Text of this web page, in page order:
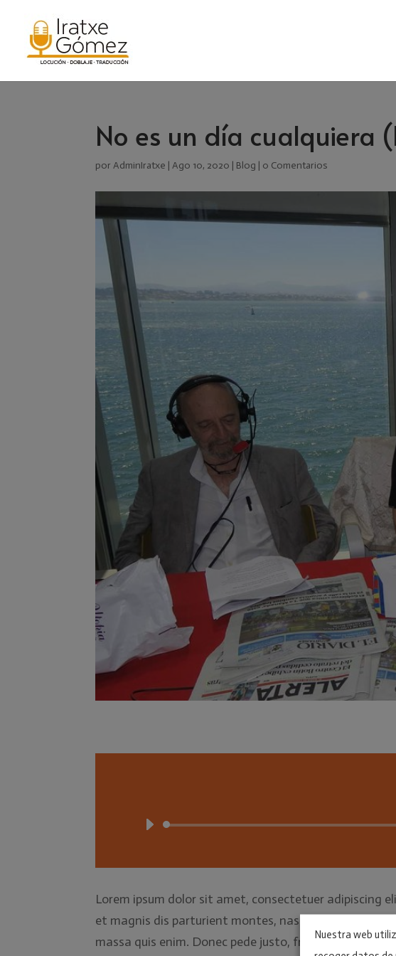
No es un día cualquiera
porAdminIratxe |Ago 10, 2020 | Blog | 0 Comentarios
Lorem ipsum dolor sit amet, consectetuer adipiscing
et magnis dis parturient montes, nascetur ridiculus
massa quis enim. Donec pede justo, fringilla vel,
Nuestra web